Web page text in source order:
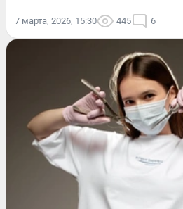
7 марта, 2026, 15:30 445 6